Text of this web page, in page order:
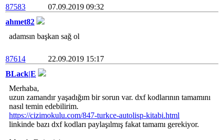
87583
07.09.2019 09:32
ahmet82
adamsın başkan sağ ol
87614
22.09.2019 15:17
BLack|E
Merhaba,
uzun zamandır yaşadığım bir sorun var. dxf kodlarının tamamını
nasıl temin edebilirim.
https://cizimokulu.com/847-turkce-autolisp-kitabi.html
linkinde bazı dxf kodları paylaşılmış fakat tamamı gerekiyor.